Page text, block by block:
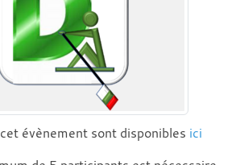
évènement sont disponibles ici